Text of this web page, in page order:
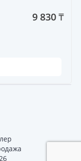
9 830 ₸